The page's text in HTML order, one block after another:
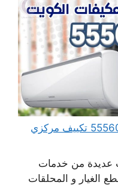
فني تكييف وتبريد الرميثية 55560390 تكييف مركزي
عديدة من خدمات
الغيار و المحلقات